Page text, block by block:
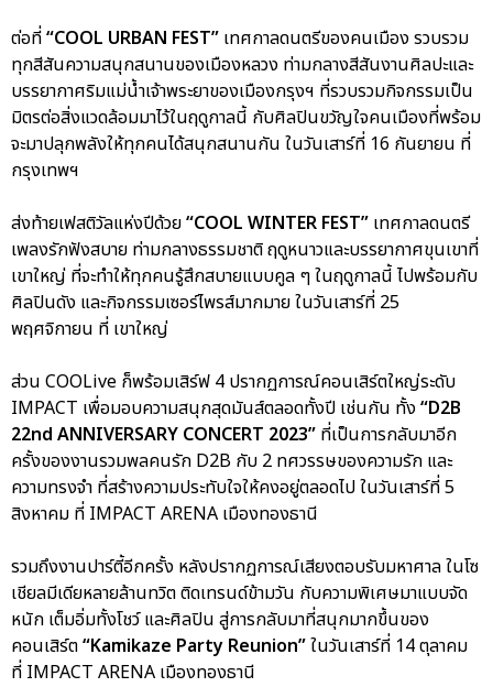
ต่อที่“COOL URBAN FEST” เทศกาลดนตรีของคนเมือง รวบรวม
ทุกสีสันความสนุกสนานของเมืองหลวง ท่ามกลางสีสันงานศิลปะและ
บรรยากาศริมแม่น้ำเจ้าพระยาของเมืองกรุงฯ ที่รวบรวมกิจกรรมเป็น
มิตรต่อสิ่งแวดล้อมมาไว้ในฤดูกาลนี้ กับศิลปินขวัญใจคนเมืองที่พร้อม
จะมาปลุกพลังให้ทุกคนได้สนุกสนานกัน ในวันเสาร์ที่ 16 กันยายน ที่
กรุงเทพฯ
ส่งท้ายเฟสติวัลแห่งปีด้วย“COOL WINTER FEST” เทศกาลดนตรี
เพลงรักฟังสบาย ท่ามกลางธรรมชาติ ฤดูหนาวและบรรยากาศขุนเขาที่
เขาใหญ่ ที่จะทำให้ทุกคนรู้สึกสบายแบบคูล ๆ ในฤดูกาลนี้ ไปพร้อมกับ
ศิลปินดัง และกิจกรรมเซอร์ไพรส์มากมาย ในวันเสาร์ที่ 25
พฤศจิกายน ที่ เขาใหญ่
ส่วน COOLive ก็พร้อมเสิร์ฟ 4 ปรากฏการณ์คอนเสิร์ตใหญ่ระดับ
IMPACT เพื่อมอบความสนุกสุดมันส์ตลอดทั้งปี เช่นกัน ทั้ง“D2B
22nd ANNIVERSARY CONCERT 2023” ที่เป็นการกลับมาอีก
ครั้งของงานรวมพลคนรัก D2B กับ 2 ทศวรรษของความรัก และ
ความทรงจำ ที่สร้างความประทับใจให้คงอยู่ตลอดไป ในวันเสาร์ที่ 5
สิงหาคม ที่ IMPACT ARENA เมืองทองธานี
รวมถึงงานปาร์ตี้อีกครั้ง หลังปรากฏการณ์เสียงตอบรับมหาศาล ในโซ
เชียลมีเดียหลายล้านทวิต ติดเทรนด์ข้ามวัน กับความพิเศษมาแบบจัด
หนัก เต็มอิ่มทั้งโชว์ และศิลปิน สู่การกลับมาที่สนุกมากขึ้นของ
คอนเสิร์ต“Kamikaze Party Reunion”ในวันเสาร์ที่ 14 ตุลาคม
ที่ IMPACT ARENA เมืองทองธานี